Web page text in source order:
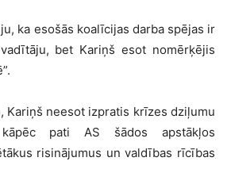
ka esošās koalīcijas darba spējas ir
bet Kariņš esot nomērķējis
Kariņš neesot izpratis krīzes dziļumu
pati AS šādos apstākļos
risinājumus un valdības rīcības